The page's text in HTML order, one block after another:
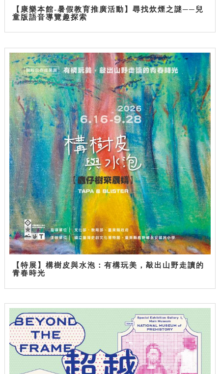
【康樂本館-暑假教育推廣活動】尋找炊煙之謎──兒
童版語音導覽趣探索
【特展】構樹皮與水泡：有構玩美，敲出山野走讀的
青春時光